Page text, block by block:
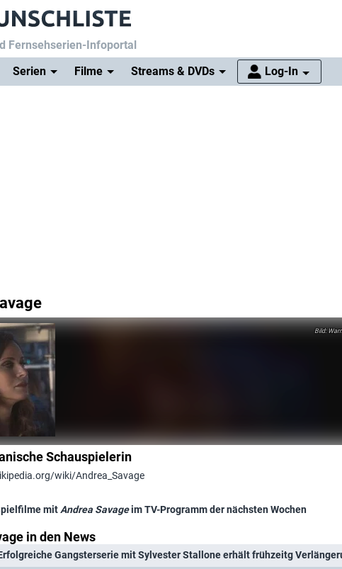
Fernsehserien-Infoportal
Serien Filme Streams & DVDs Log-In
Schauspielerin
wiki/Andrea_Savage
mit Andrea Savageim TV-Programm der nächsten Wochen
in den News
Gangsterserie mit Sylvester Stallone erhält frühzeitg